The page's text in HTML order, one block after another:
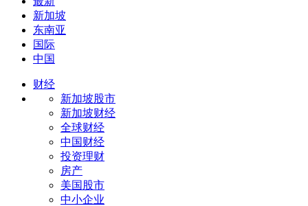
新加坡
东南亚
国际
中国
财经
新加坡股市
新加坡财经
全球财经
中国财经
投资理财
房产
美国股市
中小企业